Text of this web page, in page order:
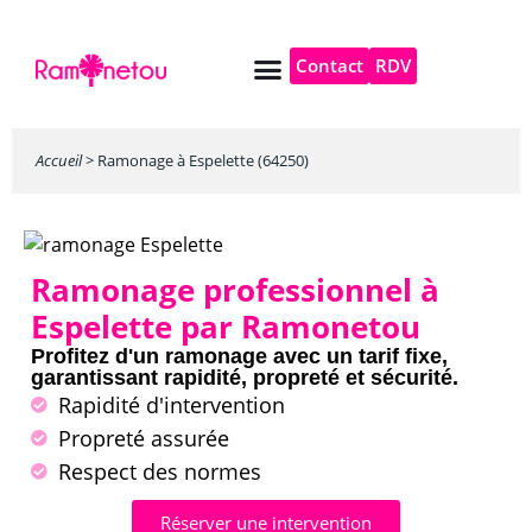
Contact RDV
Accueil> Ramonage à Espelette (64250)
Ramonage professionnel à
Espelette par Ramonetou
Profitez d'un ramonage avec un tarif fixe,
garantissant rapidité, propreté et sécurité.
Rapidité d'intervention
Propreté assurée
Respect des normes
Réserver une intervention